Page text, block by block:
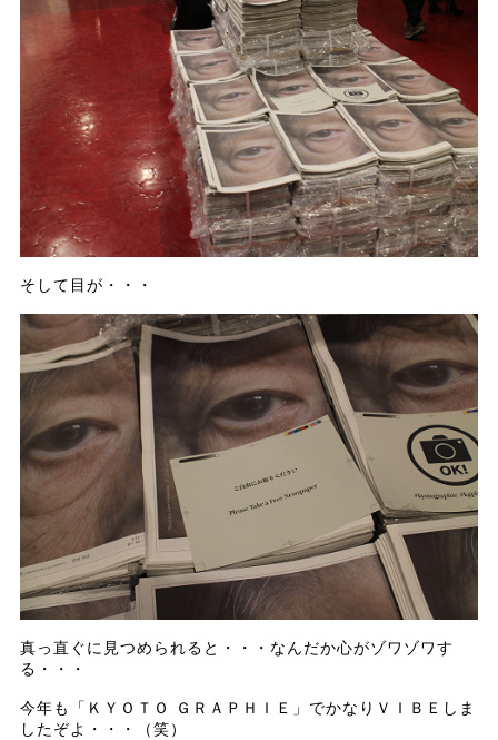
そして目が・・・
真っ直ぐに見つめられると・・・なんだか心がゾワゾワす
る・・・
今年も「ＫＹＯＴＯ ＧＲＡＰＨＩＥ」でかなりＶＩＢＥしま
したぞよ・・・（笑）